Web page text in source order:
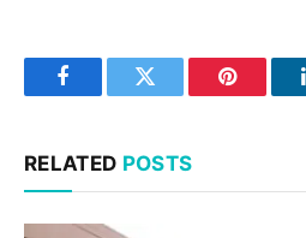
FacebookTwitter Pinterest
RELATED POSTS